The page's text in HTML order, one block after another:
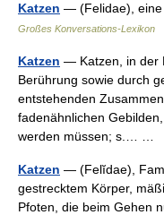
Katzen — (Felidae),
Großes Konversations-Lexikon
Katzen — Katzen, in der
Berührung sowie durch
entstehenden
fadenähnlichen
werden müssen; s.… …
Katzen — (Felĭdae),
gestrecktem Körper,
Pfoten, die beim Gehen